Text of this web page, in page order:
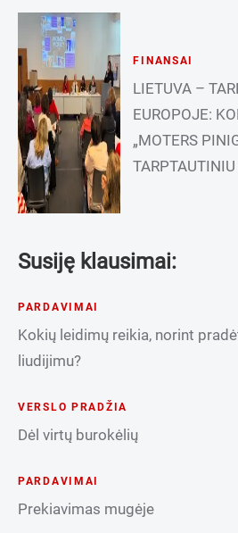
FINANSAI
LIETUVA –
EUROPOJE:
„MOTERS
Susiję klausimai:
PARDAVIMAI
Kokių leidimų reikia, norint
liudijimu?
VERSLO PRADŽIA
Dėl virtų burokėlių
PARDAVIMAI
Prekiavimas mugėje